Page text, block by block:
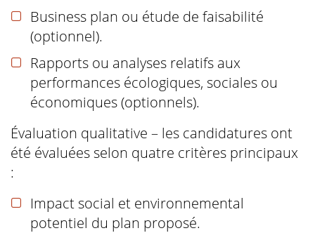
Business plan ou étude de faisabilité
(optionnel).
Rapports ou analyses relatifs aux
performances écologiques, sociales ou
économiques (optionnels).
Évaluation qualitative – les candidatures ont
été évaluées selon quatre critères principaux
:
Impact social et environnemental
potentiel du plan proposé.